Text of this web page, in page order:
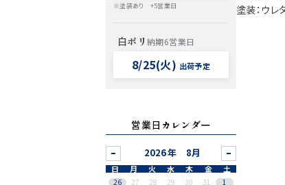
塗装：ウレ
※塗装あり +5営業日
白ポリ納期6営業日
8/25(火) 出荷予定
営業日カレンダー
8月
日 月 火 水 木 金 土
26 27 28 29 30 31
1